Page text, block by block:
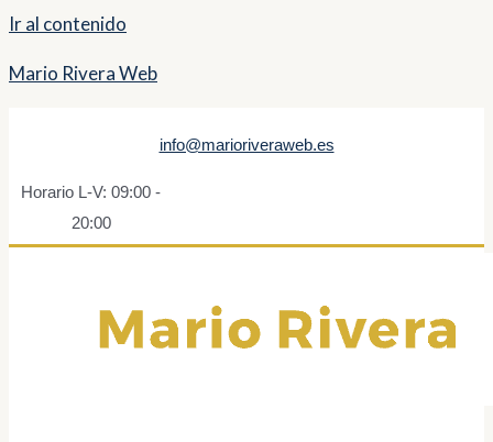
Ir al contenido
Mario Rivera Web
info@marioriveraweb.es
Horario L-V: 09:00 -
20:00